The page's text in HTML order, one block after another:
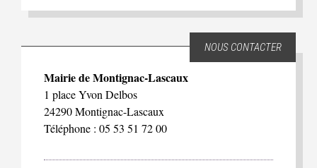
NOUS CONTACTER
Mairie de Montignac-Lascaux
1 place Yvon Delbos
24290 Montignac-Lascaux
Téléphone : 05 53 51 72 00